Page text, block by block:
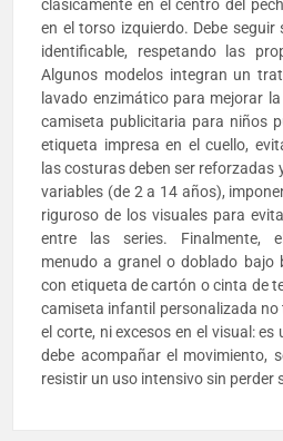
clásicamente en el centro del
en el torso izquierdo. Debe seguir
identificable, respetando las
Algunos modelos integran un
lavado enzimático para mejorar
camiseta publicitaria para niños
etiqueta impresa en el cuello,
las costuras deben ser reforzadas
variables (de 2 a 14 años),
riguroso de los visuales para
entre las series. Finalmente,
menudo a granel o doblado bajo
con etiqueta de cartón o cinta de
camiseta infantil personalizada
el corte, ni excesos en el visual:
debe acompañar el movimiento,
resistir un uso intensivo sin perder